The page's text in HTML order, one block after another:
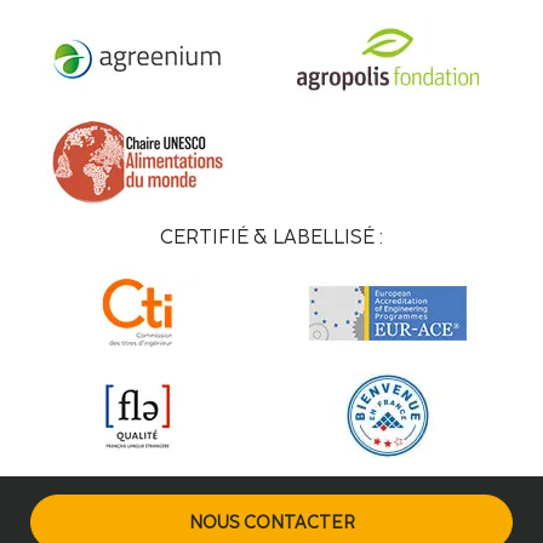
CERTIFIÉ & LABELLISÉ :
NOUS CONTACTER